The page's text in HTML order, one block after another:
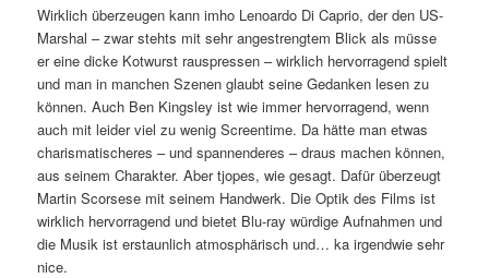
Wirklich überzeugen kann imho Lenoardo Di Caprio, der den US-
Marshal – zwar stehts mit sehr angestrengtem Blick als müsse
er eine dicke Kotwurst rauspressen – wirklich hervorragend spielt
und man in manchen Szenen glaubt seine Gedanken lesen zu
können. Auch Ben Kingsley ist wie immer hervorragend, wenn
auch mit leider viel zu wenig Screentime. Da hätte man etwas
charismatischeres – und spannenderes – draus machen können,
aus seinem Charakter. Aber tjopes, wie gesagt. Dafür überzeugt
Martin Scorsese mit seinem Handwerk. Die Optik des Films ist
wirklich hervorragend und bietet Blu-ray würdige Aufnahmen und
die Musik ist erstaunlich atmosphärisch und… ka irgendwie sehr
nice.